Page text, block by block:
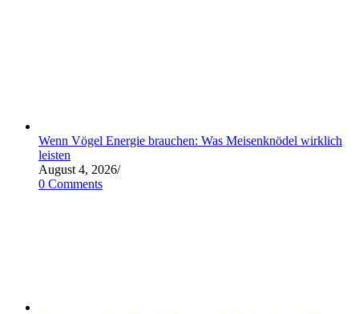
Wenn Vögel Energie brauchen: Was Meisenknödel wirklich
leisten
August 4, 2026/
0 Comments